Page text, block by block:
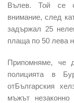
Вълев. Той се
внимание, след
задържал 25
плаща по 50 лева
Припомняме, че
полицията в
отБългарския
мъжът незаконно